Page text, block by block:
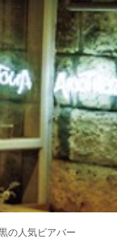
の人気ビアバー